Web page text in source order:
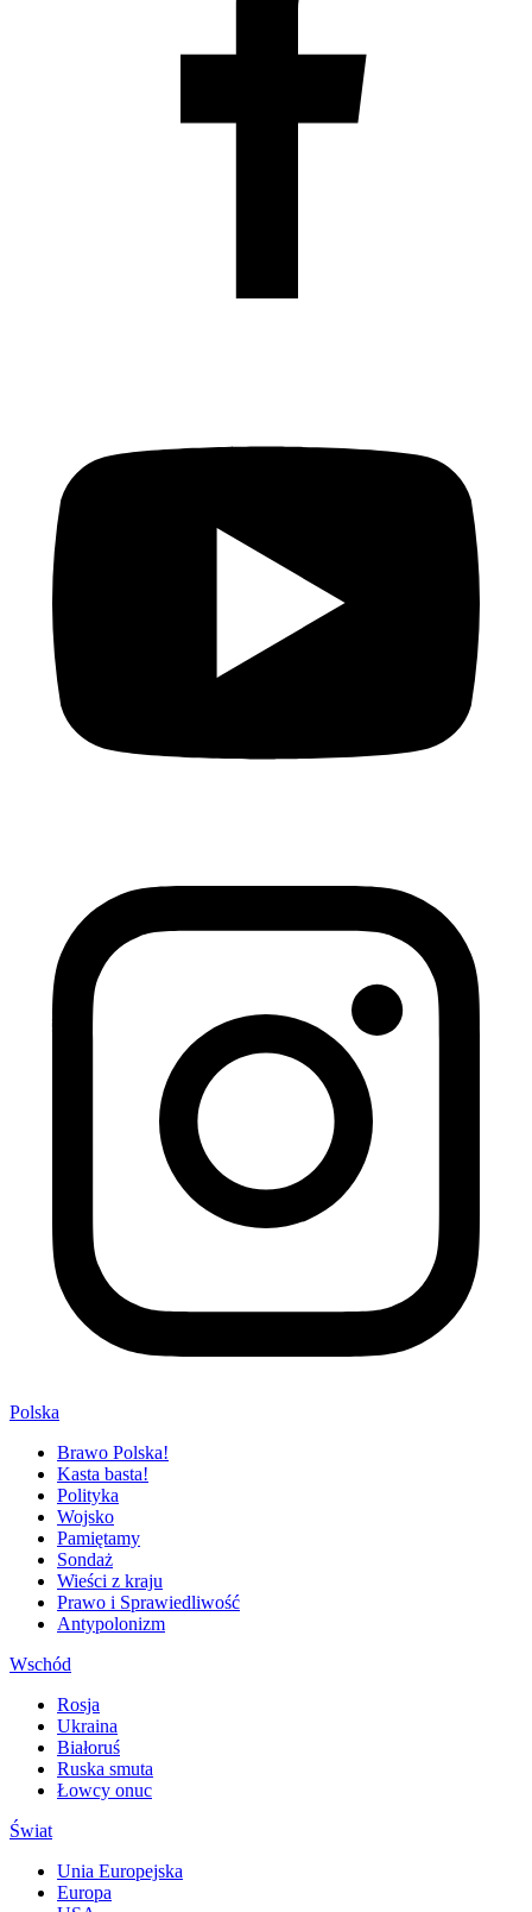
Polska
Brawo Polska!
Kasta basta!
Polityka
Wojsko
Pamiętamy
Sondaż
Wieści z kraju
Prawo i Sprawiedliwość
Antypolonizm
Wschód
Rosja
Ukraina
Białoruś
Ruska smuta
Łowcy onuc
Świat
Unia Europejska
Europa